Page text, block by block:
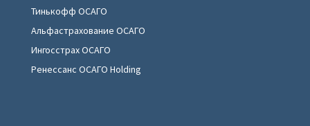
Тинькофф ОСАГО
Альфастрахование ОСАГО
Ингосстрах ОСАГО
Ренессанс ОСАГО Holding